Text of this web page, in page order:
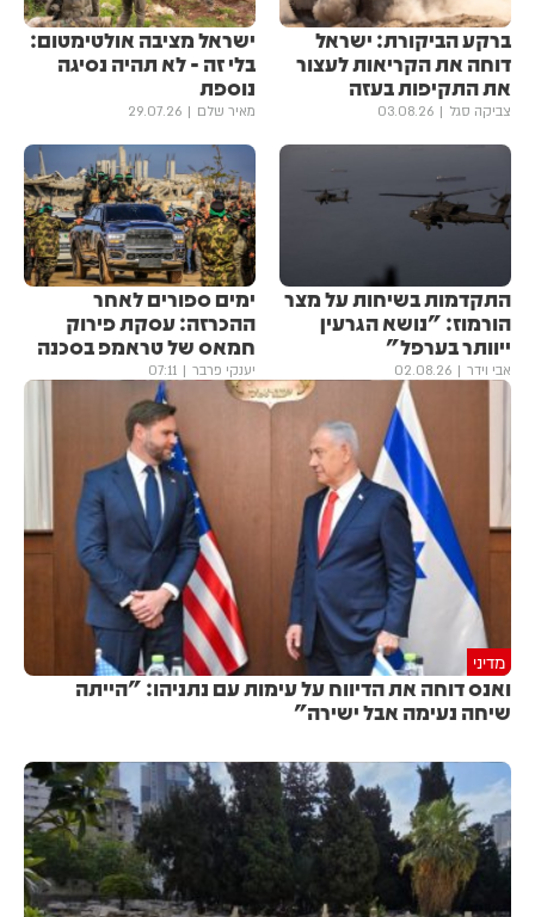
ברקע הביקורת: ישראל
דוחה את הקריאות לעצור
את התקיפות בעזה
צביקה סגל 03.08.26
ישראל מציבה אולטימטום:
בלי זה - לא תהיה נסיגה
נוספת
מאיר שלם 29.07.26
התקדמות בשיחות על מצר
הורמוז: "נושא הגרעין
ייוותר בערפל"
אבי וידר 02.08.26
ימים ספורים לאחר
ההכרזה: עסקת פירוק
חמאס של טראמפ בסכנה
יענקי פרבר 07:11
מדיני
ואנס דוחה את הדיווח על עימות עם נתניהו: "הייתה
שיחה נעימה אבל ישירה"